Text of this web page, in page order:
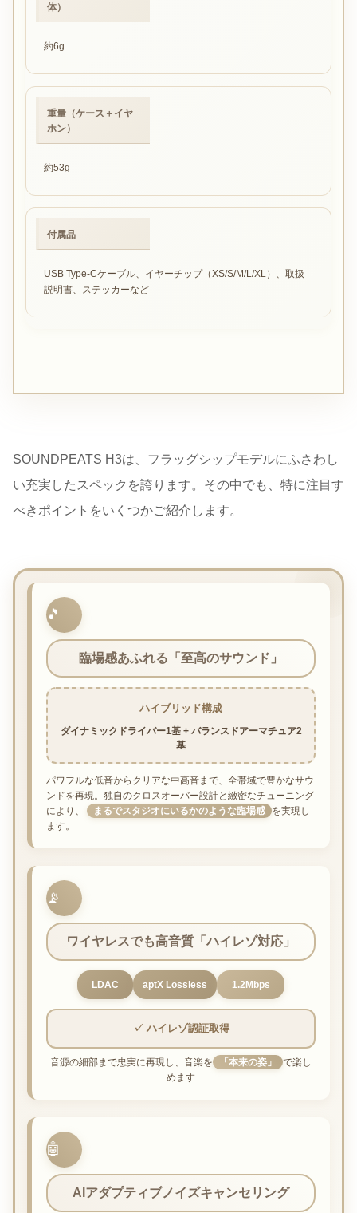
体）
約6g
重量（ケース＋イヤ
ホン）
約53g
付属品
USB Type-Cケーブル、イヤーチップ（XS/S/M/L/XL）、取扱
説明書、ステッカーなど
SOUNDPEATS H3は、フラッグシップモデルにふさわし
い充実したスペックを誇ります。その中でも、特に注目す
べきポイントをいくつかご紹介します。
🎵
臨場感あふれる「至高のサウンド」
ハイブリッド構成
ダイナミックドライバー1基 + バランスドアーマチュア2
基
パワフルな低音からクリアな中高音まで、全帯域で豊かなサウ
ンドを再現。独自のクロスオーバー設計と緻密なチューニング
により、
まるでスタジオにいるかのような臨場感
を実現し
ます。
📡
ワイヤレスでも高音質「ハイレゾ対応」
LDAC aptX Lossless 1.2Mbps
✓ ハイレゾ認証取得
音源の細部まで忠実に再現し、音楽を 「本来の姿」
で楽し
めます
🤖
AIアダプティブノイズキャンセリング